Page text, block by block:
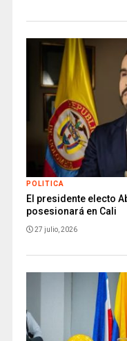
POLITICA
El presidente electo
posesionará en Cali
27 julio, 2026